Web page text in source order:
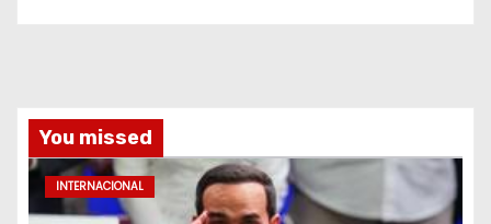
You missed
INTERNACIONAL